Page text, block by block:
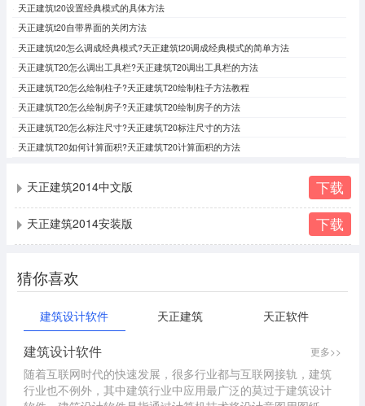
天正建筑t20设置经典模式的具体方法
天正建筑t20自带界面的关闭方法
天正建筑t20怎么调成经典模式?天正建筑t20调成经典模式的简单方法
天正建筑T20怎么调出工具栏?天正建筑T20调出工具栏的方法
天正建筑T20怎么绘制柱子?天正建筑T20绘制柱子方法教程
天正建筑T20怎么绘制房子?天正建筑T20绘制房子的方法
天正建筑T20怎么标注尺寸?天正建筑T20标注尺寸的方法
天正建筑T20如何计算面积?天正建筑T20计算面积的方法
天正建筑2014中文版 下载
天正建筑2014安装版 下载
猜你喜欢
建筑设计软件 天正建筑 天正软件
建筑设计软件 更多>>
随着互联网时代的快速发展，很多行业都与互联网接轨，建筑
行业也不例外，其中建筑行业中应用最广泛的莫过于建筑设计